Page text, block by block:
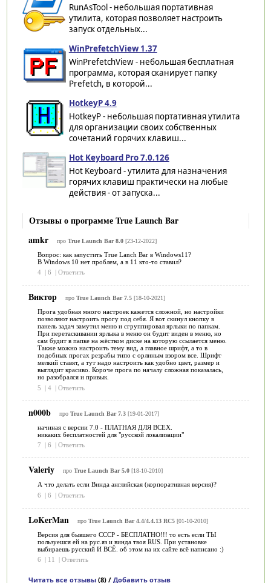
RunAsTool - небольшая портативная
утилита, которая позволяет настроить
запуск отдельных...
WinPrefetchView 1.37
WinPrefetchView - небольшая бесплатная
программа, которая сканирует папку
Prefetch, в которой...
HotkeyP 4.9
HotkeyP - небольшая портативная утилита
для организации своих собственных
сочетаний горячих клавиш...
Hot Keyboard Pro 7.0.126
Hot Keyboard - утилита для назначения
горячих клавиш практически на любые
действия - от запуска...
Отзывы о программе True Launch Bar
amkr
про True Launch Bar 8.0[23-12-2022]
Вопрос: как запустить True Lanch Bar в Windows11?
В Windows 10 нет проблем, а в 11 кто-то ставил?
4
6 Ответить
Виктор про True Launch Bar 7.5[18-10-2021]
Прога удобная много настроек кажется сложной, но настройки
позволяют настроить прогу под себя. Я вот скинул кнопку в
панель задач замутил меню и сгруппировал ярлыки по папкам.
При перетаскивании ярлыка в меню он будит виден в меню, но
сам будит в папке на жёстком диске на которую ссылается меню.
Также можно настроить тему вид, а главное шрифт, а то в
подобных прогах резрабы типо с орлиным взором все. Шрифт
мелкий ставят, а тут надо настроить как удобно цвет, размер и
выглядит красиво. Короче прога по началу сложная показалась,
но разобрался и привык.
5
| 4 | Ответить
n000b про True Launch Bar 7.3[19-01-2017]
начиная с версии 7.0 - ПЛАТНАЯ ДЛЯ ВСЕХ.
никаких бесплатностей для "русской локализации"
7
6 Ответить
Valeriy про True Launch Bar 5.0[18-10-2010]
А что делать если Винда английская (корпоративная версия)?
6
| 6 | Ответить
LoKerMan про True Launch Bar 4.4/4.4.13 RC5[01-10-2010]
Версия для бывшего СССР - БЕСПЛАТНО!!! то есть если ТЫ
пользуешся ей на рус.яз и винда твоя RUS. При установке
выбираешь русский И ВСЁ. об этом на их сайте всё написано :)
6
11 Ответить
Читать все отзывы(8) / Добавить отзыв